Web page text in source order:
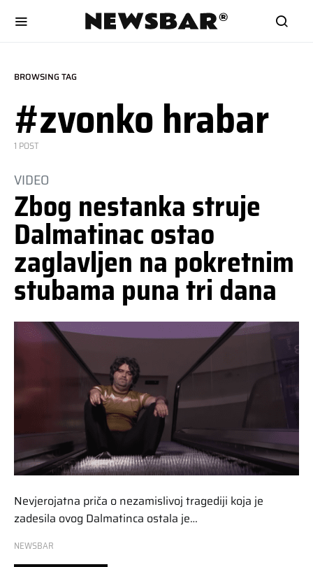
BROWSING TAG
#zvonko hrabar
1 POST
VIDEO
Zbog nestanka struje
Dalmatinac ostao
zaglavljen na pokretnim
stubama puna tri dana
Nevjerojatna priča o nezamislivoj tragediji koja je
zadesila ovog Dalmatinca ostala je…
NEWSBAR